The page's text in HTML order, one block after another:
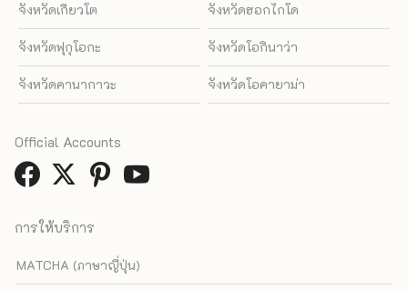
จังหวัดเกียวโต จังหวัดฮอกไกโด
จังหวัดฟุกุโอกะ จังหวัดโอกินาว่า
จังหวัดคานากาวะ จังหวัดโอคายาม่า
การให้บริการ
MATCHA (ภาษาญี่ปุ่น)
Official Accounts